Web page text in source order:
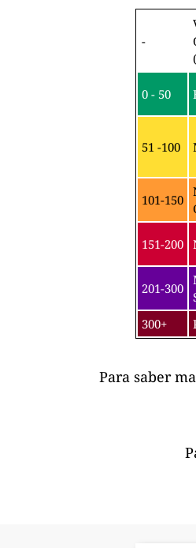
-
0 - 50
51 -100
101-150
151-200
201-300
300+
Para saber